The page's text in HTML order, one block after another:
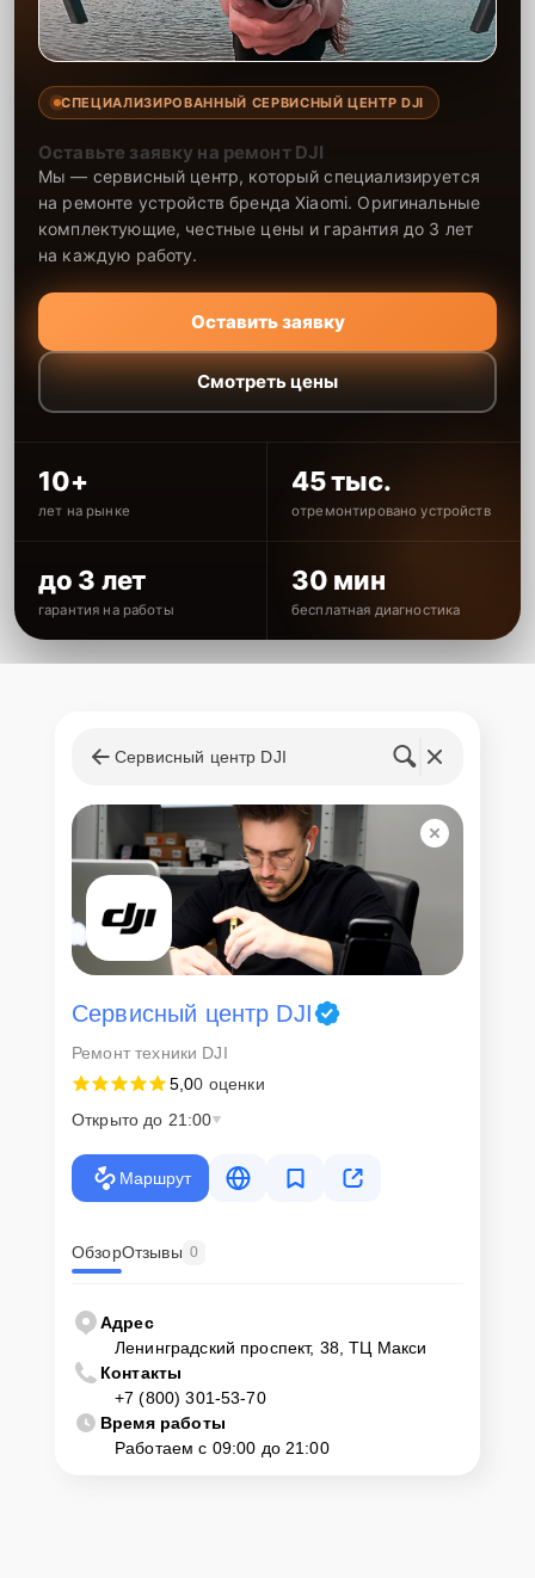
СПЕЦИАЛИЗИРОВАННЫЙ СЕРВИСНЫЙ ЦЕНТР DJI
Оставьте заявку на ремонт DJI
Мы — сервисный центр, который специализируется
на ремонте устройств бренда Xiaomi. Оригинальные
комплектующие, честные цены и гарантия до 3 лет
на каждую работу.
Оставить заявку
Смотреть цены
10+
лет на рынке
45 тыс.
отремонтировано устройств
до 3 лет
гарантия на работы
30 мин
бесплатная диагностика
Сервисный центр DJI
Сервисный центр DJI
Ремонт техники DJI
5,00 оценки
Открыто до 21:00
Маршрут
ОбзорОтзывы 0
Адрес
Ленинградский проспект, 38, ТЦ Макси
Контакты
+7 (800) 301-53-70
Время работы
Работаем с 09:00 до 21:00